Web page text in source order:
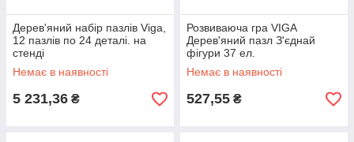
Дерев'яний набір пазлів Viga,
12 пазлів по 24 деталі. на
стенді
Немає в наявності
5 231,36 ₴
Розвиваюча гра VIGA
Дерев'яний пазл З'єднай
фігури 37 ел.
Немає в наявності
527,55 ₴